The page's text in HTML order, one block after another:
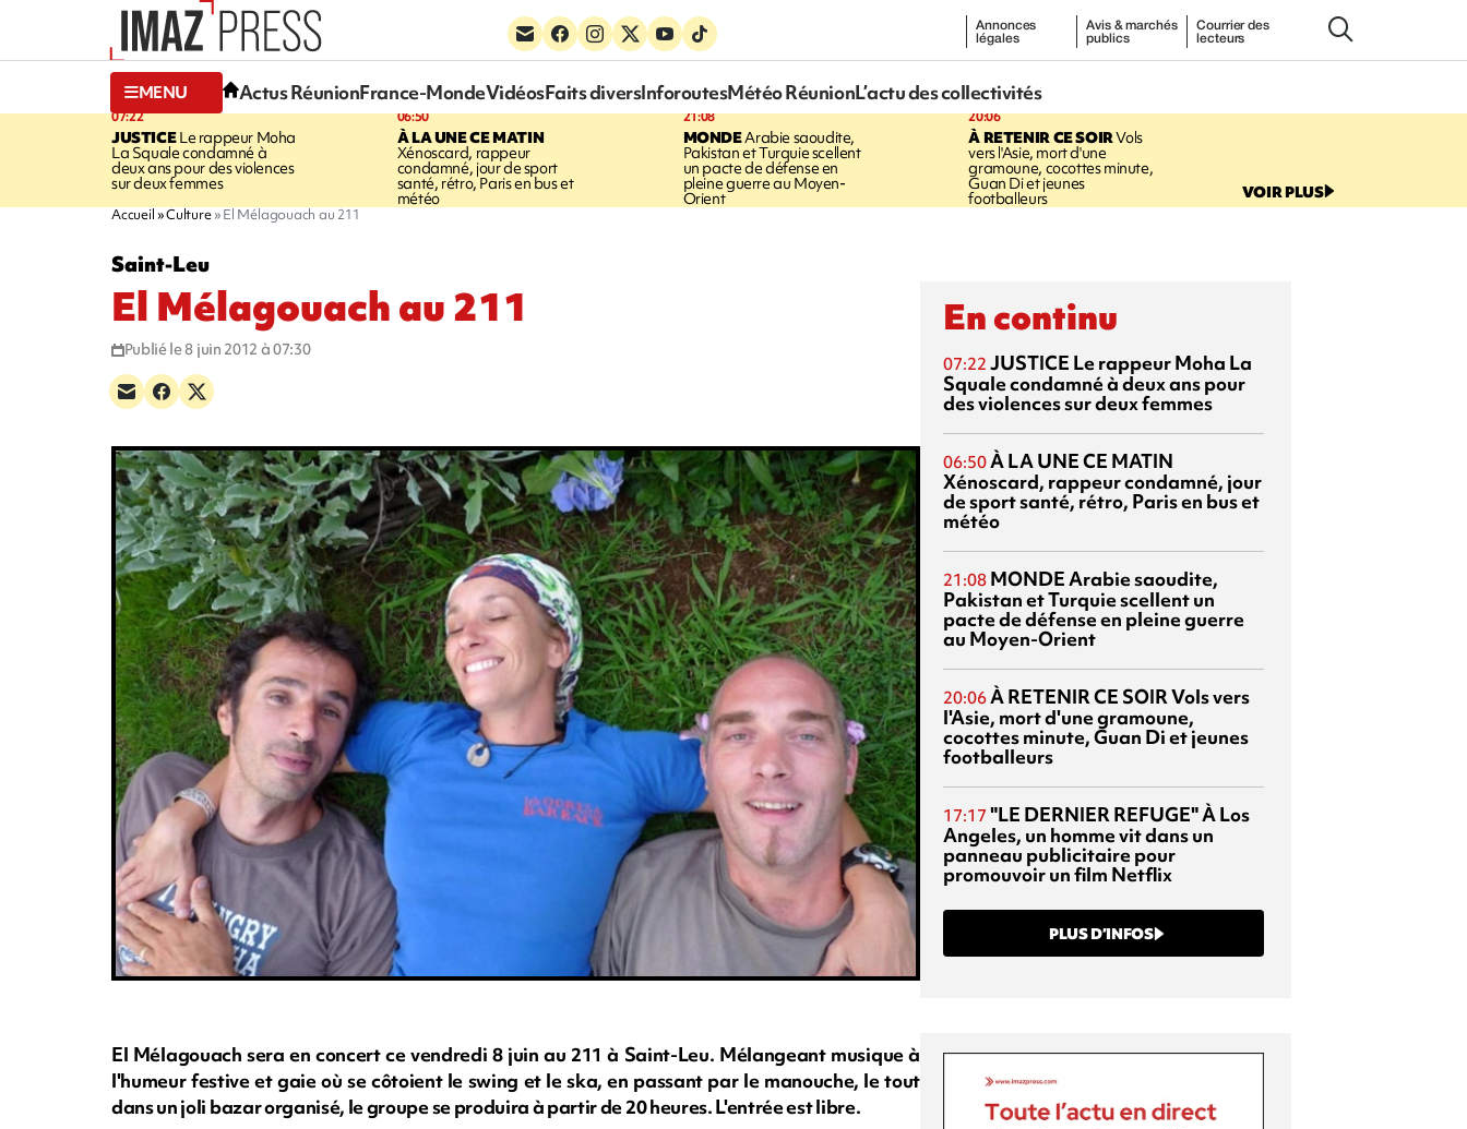
Annonces
légales
Avis & marchés
publics
Courrier des
lecteurs
MENU Actus RéunionFrance-MondeVidéosFaits diversInforoutesMétéo RéunionL’actu des collectivités
07:22
JUSTICELe rappeur Moha
La Squale condamné à
deux ans pour des violences
sur deux femmes
06:50
À LA UNE CE MATIN
Xénoscard, rappeur
condamné, jour de sport
santé, rétro, Paris en bus et
météo
21:08
MONDEArabie saoudite,
Pakistan et Turquie scellent
un pacte de défense en
pleine guerre au Moyen-
Orient
20:06
À RETENIR CE SOIRVols
vers l'Asie, mort d'une
gramoune, cocottes minute,
Guan Di et jeunes
footballeurs VOIR PLUS
Accueil Culture El Mélagouach au 211
Saint-Leu
El Mélagouach au 211
Publié le 8 juin 2012 à 07:30
El Mélagouach sera en concert ce vendredi 8 juin au 211 à Saint-Leu. Mélangeant musique à
l'humeur festive et gaie où se côtoient le swing et le ska, en passant par le manouche, le tout
dans un joli bazar organisé, le groupe se produira à partir de 20 heures. L'entrée est libre.
En continu
07:22 JUSTICE Le rappeur Moha La
Squale condamné à deux ans pour
des violences sur deux femmes
06:50À LA UNE CE MATIN
Xénoscard, rappeur condamné, jour
de sport santé, rétro, Paris en bus et
météo
21:08 MONDEArabie saoudite,
Pakistan et Turquie scellent un
pacte de défense en pleine guerre
au Moyen-Orient
20:06À RETENIR CE SOIRVols vers
l'Asie, mort d'une gramoune,
cocottes minute, Guan Di et jeunes
footballeurs
17:17 "LE DERNIER REFUGE"À Los
Angeles, un homme vit dans un
panneau publicitaire pour
promouvoir un film Netflix
PLUS D’INFOS